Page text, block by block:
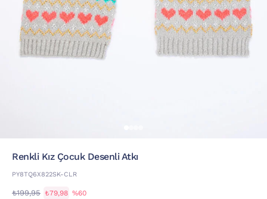
Renkli Kız Çocuk Desenli Atkı
PY8TQ6X822SK-CLR
₺199,95 ₺79,98 %60